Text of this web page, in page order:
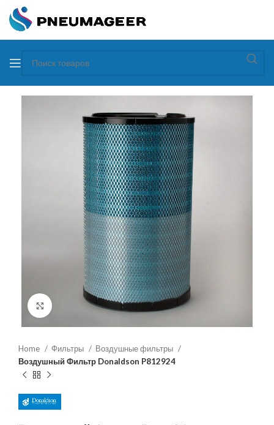
Увеличить
Home Фильтры
Воздушные фильтры
Воздушный Фильтр Donaldson P812924